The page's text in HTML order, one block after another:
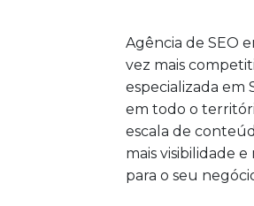
Agência de SEO
vez mais
especializada em
em todo o
escala de
mais visibilidade
para o seu